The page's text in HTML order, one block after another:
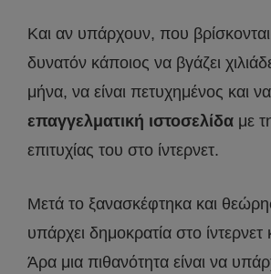
Και αν υπάρχουν, που
δυνατόν κάποιος να βγάζει
μήνα, να είναι πετυχημένος και
επαγγελματική ιστοσελίδα με
επιτυχίας του στο ίντερνετ.
Μετά το ξανασκέφτηκα και
υπάρχει δημοκρατία στο
Άρα μια πιθανότητα είναι να